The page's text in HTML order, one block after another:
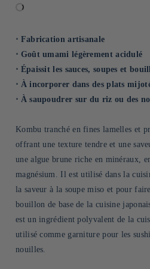
⋅ Fabrication artisanale
⋅ Goût umami légèrement acidulé
⋅ Épaissit les sauces, soupes et
⋅ À incorporer dans des plats
⋅ À saupoudrer sur du riz ou des
Kombu tranché en fines lamelles et
offrant une texture tendre et une
une algue brune riche en minéraux,
magnésium. Il est utilisé dans la
la saveur à la soupe miso et pour
bouillon de base de la cuisine
est un ingrédient polyvalent de la
utilisé comme garniture pour les
nouilles.